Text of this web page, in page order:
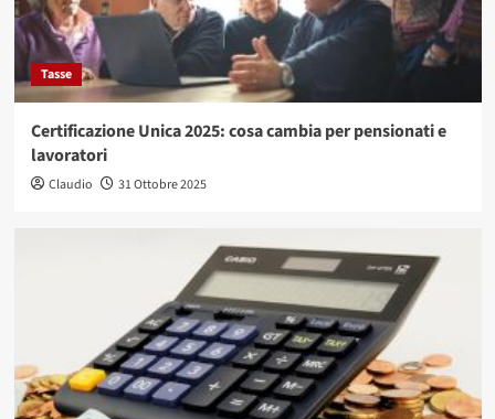
Tasse
Certificazione Unica 2025: cosa cambia per pensionati e
lavoratori
Claudio 31 Ottobre 2025